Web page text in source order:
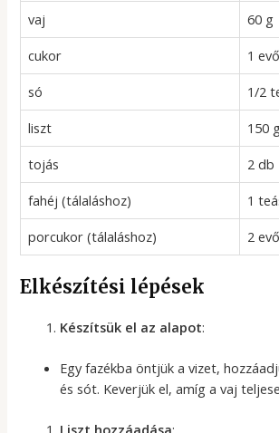
vaj
60 g
cukor
1
só
1/2
liszt
150 g
tojás
2 db
fahéj (tálaláshoz)
1
porcukor (tálaláshoz)
2
Elkészítési lépések
Készítsük el az alapot:
Egy fazékba öntjük a vizet,
és sót. Keverjük el, amíg a vaj
Liszt hozzáadása: